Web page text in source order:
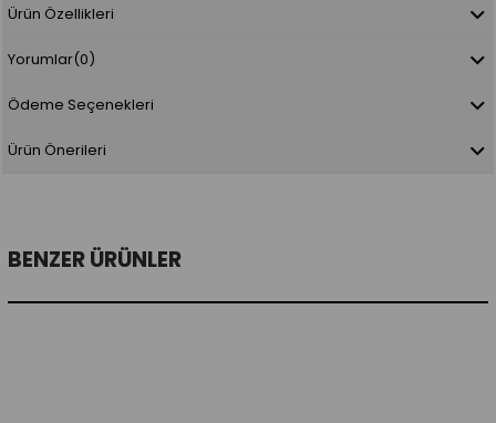
Ürün Özellikleri
Yorumlar(0)
Ödeme Seçenekleri
Ürün Önerileri
BENZER ÜRÜNLER